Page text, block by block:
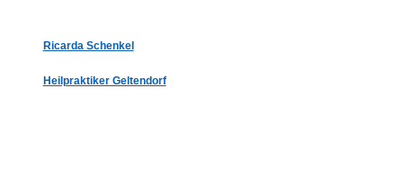
Ricarda Schenkel
Heilpraktiker Geltendorf